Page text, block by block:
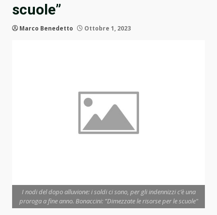
scuole”
Marco Benedetto Ottobre 1, 2023
I nodi del dopo alluvione: i soldi ci sono, per gli indennizzi c’è una
proroga a fine anno. Bonaccini: ”Dimezzate le risorse per le scuole"